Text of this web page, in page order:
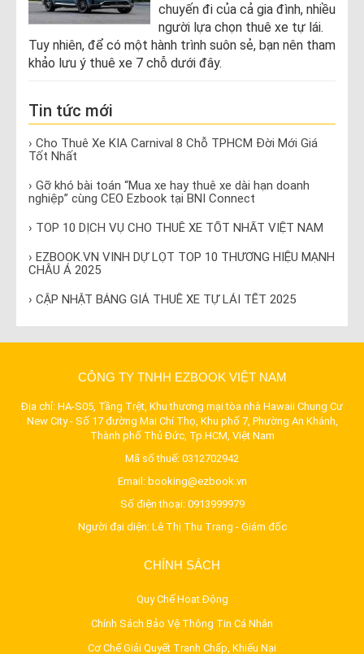
chuyến đi của cả gia đình, nhiều
người lựa chọn thuê xe tự lái.
Tuy nhiên, để có một hành trình suôn sẻ, bạn nên tham
khảo lưu ý thuê xe 7 chỗ dưới đây.
Tin tức mới
› Cho Thuê Xe KIA Carnival 8 Chỗ TPHCM Đời Mới Giá
Tốt Nhất
› Gỡ khó bài toán “Mua xe hay thuê xe dài hạn doanh
nghiệp” cùng CEO Ezbook tại BNI Connect
› TOP 10 DỊCH VỤ CHO THUÊ XE TỐT NHẤT VIỆT NAM
› EZBOOK.VN VINH DỰ LỌT TOP 10 THƯƠNG HIỆU MẠNH
CHÂU Á 2025
› CẬP NHẬT BẢNG GIÁ THUÊ XE TỰ LÁI TẾT 2025
CÔNG TY TNHH EZBOOK VIỆT NAM
Địa chỉ: HA-S05, Tầng Trệt, Khu thương mại tòa nhà Hawaii Chung Cư
New City - Số 17 đường Mai Chí Thọ, Khu phố 7, Phường An Khánh,
Thành phố Thủ Đức, Tp.HCM, Việt Nam
Mã số thuế: 0312702942
Email: booking@ezbook.vn
Số điện thoại: 0913999979
Người đại diện: Lê Thị Thu Trang - Giám đốc
CHÍNH SÁCH
Quy Chế Hoạt Động
Chính Sách Bảo Vệ Thông Tin Cá Nhân
Cơ Chế Giải Quyết Tranh Chấp, Khiếu Nại